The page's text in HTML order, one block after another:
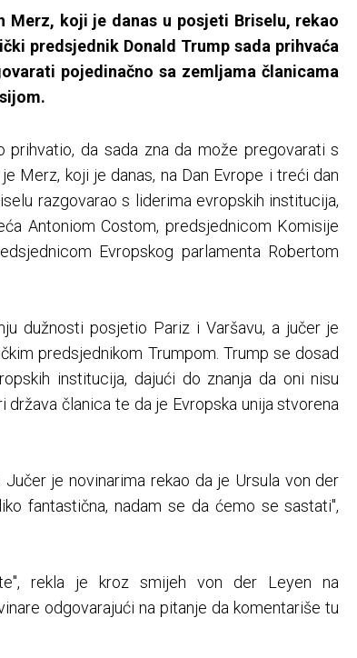
Merz, koji je danas u posjeti Briselu, rekao
predsjednik Donald Trump sada prihvaća
pojedinačno sa zemljama članicama
da sada zna da može pregovarati s
Merz, koji je danas, na Dan Evrope i treći dan
razgovarao s liderima evropskih institucija,
Antoniom Costom, predsjednicom Komisije
Evropskog parlamenta Robertom
dužnosti posjetio Pariz i Varšavu, a jučer je
predsjednikom Trumpom. Trump se dosad
institucija, dajući do znanja da oni nisu
članica te da je Evropska unija stvorena
je novinarima rekao da je Ursula von der
fantastična, nadam se da ćemo se sastati",
rekla je kroz smijeh von der Leyen na
odgovarajući na pitanje da komentariše tu